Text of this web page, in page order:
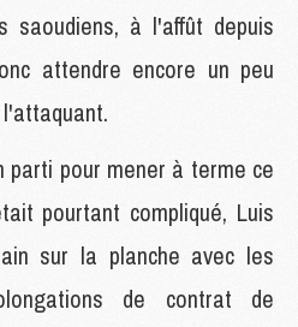
saoudiens, à l'affût depuis
attendre encore un peu
parti pour mener à terme ce
pourtant compliqué, Luis
sur la planche avec les
de contrat de